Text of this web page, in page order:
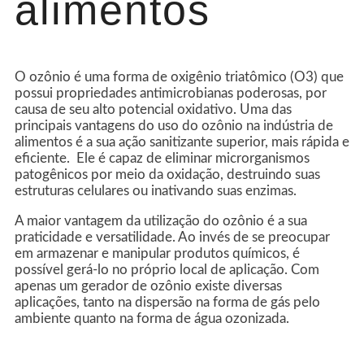
alimentos
O ozônio é uma forma de oxigênio triatômico (O3) que
possui propriedades antimicrobianas poderosas, por
causa de seu alto potencial oxidativo. Uma das
principais vantagens do uso do ozônio na indústria de
alimentos é a sua ação sanitizante superior, mais rápida e
eficiente. Ele é capaz de eliminar microrganismos
patogênicos por meio da oxidação, destruindo suas
estruturas celulares ou inativando suas enzimas.
A maior vantagem da utilização do ozônio é a sua
praticidade e versatilidade. Ao invés de se preocupar
em armazenar e manipular produtos químicos, é
possível gerá-lo no próprio local de aplicação. Com
apenas um gerador de ozônio existe diversas
aplicações, tanto na dispersão na forma de gás pelo
ambiente quanto na forma de água ozonizada.